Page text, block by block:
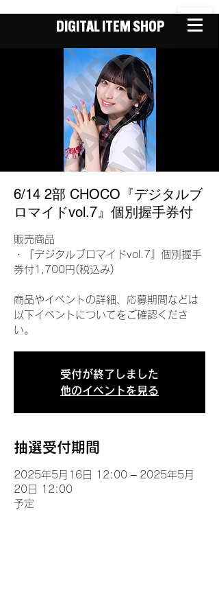
DIGITAL ITEM SHOP
6/14 2部 CHOCO『デジタルブ
ロマイドvol.7』個別握手券付
販売商品
・『デジタルブロマイドvol.7』個別握手
券付1,700円(税込み)
商品やイベントの詳細、応募期間などは
以下イベントについてをご確認くださ
い。
受付が終了しました
他のイベントを見る
抽選受付期間
2025年5月16日 12:00 – 2025年5月
20日 12:00
予定